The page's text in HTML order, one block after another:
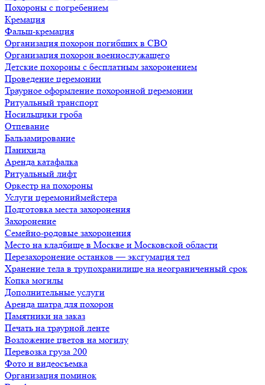
Похороны с погребением
Кремация
Фальш-кремация
Организация похорон погибших в СВО
Организация похорон военнослужащего
Детские похороны с бесплатным захоронением
Проведение церемонии
Траурное оформление похоронной церемонии
Ритуальный транспорт
Носильщики гроба
Отпевание
Бальзамирование
Панихида
Аренда катафалка
Ритуальный лифт
Оркестр на похороны
Услуги церемониймейстера
Подготовка места захоронения
Захоронение
Семейно-родовые захоронения
Место на кладбище в Москве и Московской области
Перезахоронение останков — эксгумация тел
Хранение тела в трупохранилище на неограниченный срок
Копка могилы
Дополнительные услуги
Аренда шатра для похорон
Памятники на заказ
Печать на траурной ленте
Возложение цветов на могилу
Перевозка груза 200
Фото и видеосъемка
Организация поминок